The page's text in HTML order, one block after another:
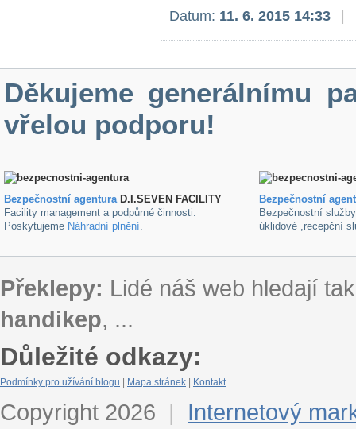
Datum: 11. 6. 2015 14:33
Děkujeme generálnímu
vřelou podporu!
Bezpečnostní agenturaD.I.SEVEN FACILITY
Facility management a podpůrné činnosti.
Poskytujeme Náhradní plnění.
Bezpečnostní
Bezpečnostní
úklidové ,recepční
Překlepy: Lidé náš web hledají
handikep, ...
Důležité odkazy:
Podmínky pro užívání blogu Mapa stránek Kontakt
Copyright 2026 |
Internetový